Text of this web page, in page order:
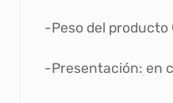
-Peso del producto
-Presentación: en